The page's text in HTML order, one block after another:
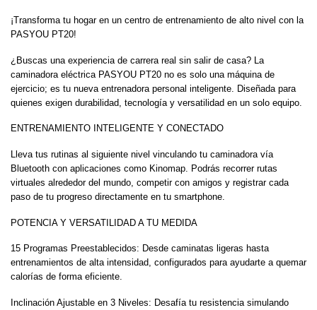
¡Transforma tu hogar en un centro de entrenamiento de alto nivel con la
PASYOU PT20!
¿Buscas una experiencia de carrera real sin salir de casa? La
caminadora eléctrica PASYOU PT20 no es solo una máquina de
ejercicio; es tu nueva entrenadora personal inteligente. Diseñada para
quienes exigen durabilidad, tecnología y versatilidad en un solo equipo.
ENTRENAMIENTO INTELIGENTE Y CONECTADO
Lleva tus rutinas al siguiente nivel vinculando tu caminadora vía
Bluetooth con aplicaciones como Kinomap. Podrás recorrer rutas
virtuales alrededor del mundo, competir con amigos y registrar cada
paso de tu progreso directamente en tu smartphone.
POTENCIA Y VERSATILIDAD A TU MEDIDA
15 Programas Preestablecidos: Desde caminatas ligeras hasta
entrenamientos de alta intensidad, configurados para ayudarte a quemar
calorías de forma eficiente.
Inclinación Ajustable en 3 Niveles: Desafía tu resistencia simulando